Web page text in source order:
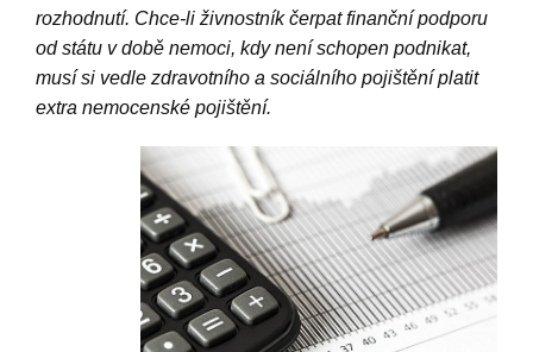
rozhodnutí. Chce-li živnostník čerpat finanční podporu
od státu v době nemoci, kdy není schopen podnikat,
musí si vedle zdravotního a sociálního pojištění platit
extra nemocenské pojištění.